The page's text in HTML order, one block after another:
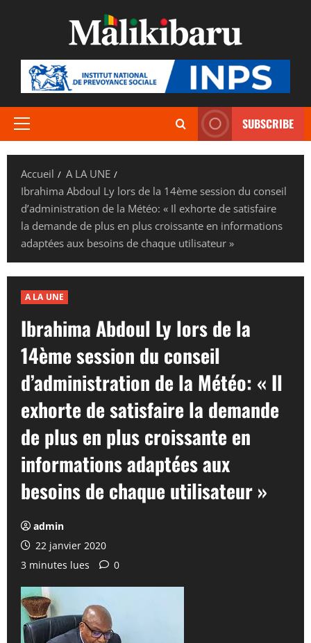
Menu
SUBSCRIBE
Accueil
A LA UNE
Ibrahima Abdoul Ly lors de la 14ème session du conseil
d’administration de la Météo: « Il exhorte de satisfaire
la demande de plus en plus croissante en informations
adaptées aux besoins de chaque utilisateur »
A LA UNE
Ibrahima Abdoul Ly lors de la
14ème session du conseil
d’administration de la Météo: « Il
exhorte de satisfaire la demande
de plus en plus croissante en
informations adaptées aux
besoins de chaque utilisateur »
admin
22 janvier 2020
3 minutes lues
0